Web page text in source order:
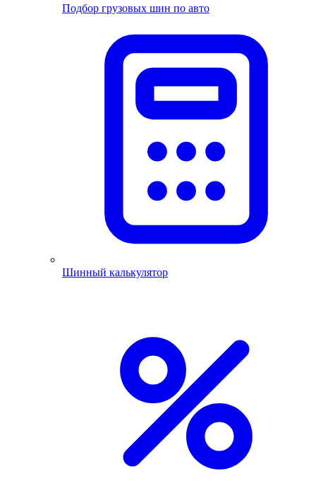
Подбор грузовых шин по авто
Шинный калькулятор